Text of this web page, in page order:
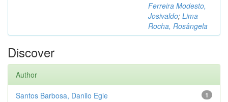
Ferreira Modesto,
Josivaldo; Lima
Rocha, Rosângela
Discover
Author
1
Santos Barbosa, Danilo Egle